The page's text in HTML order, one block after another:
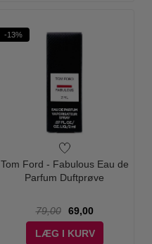
-13%
Tom Ford - Fabulous Eau de
Parfum Duftprøve
79,00
69,00
LÆG I KURV